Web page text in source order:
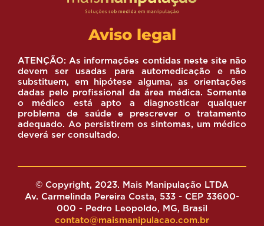
Aviso legal
ATENÇÃO: As informações contidas neste site não
devem ser usadas para automedicação e não
substituem, em hipótese alguma, as orientações
dadas pelo profissional da área médica. Somente
o médico está apto a diagnosticar qualquer
problema de saúde e prescrever o tratamento
adequado. Ao persistirem os sintomas, um médico
deverá ser consultado.
© Copyright, 2023. Mais Manipulação LTDA
Av. Carmelinda Pereira Costa, 533 - CEP 33600-
000 - Pedro Leopoldo, MG, Brasil
contato@maismanipulacao.com.br